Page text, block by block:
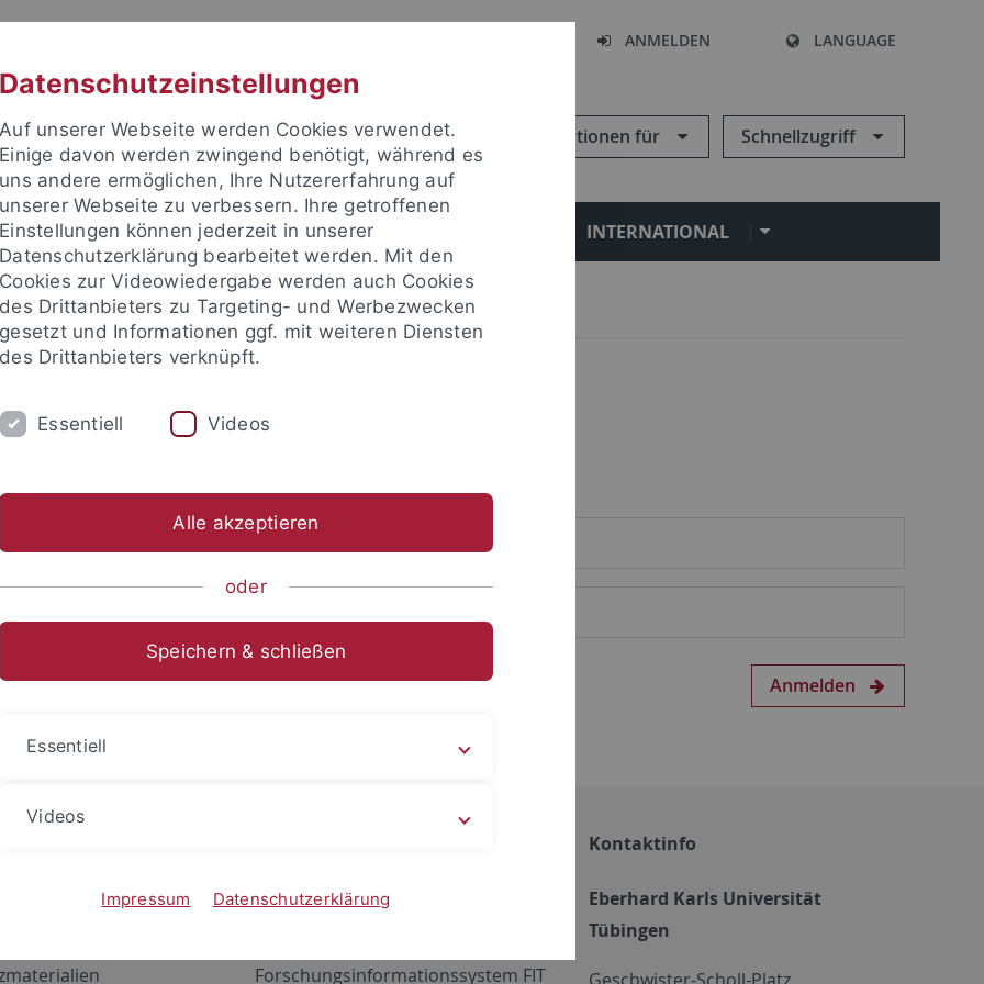
ANMELDEN LANGUAGE
Informationen für Schnellzugriff
FORSCHUNG EINRICHTUNGEN INTERNATIONAL
um sich anzumelden:
Anmelden
Netzwerk
ALMA
Forschungsinformationssystem FIT
Kontaktinfo
Eberhard Karls Universität
Tübingen
Datenschutzeinstellungen
Auf unserer Webseite werden Cookies verwendet.
Einige davon werden zwingend benötigt, während es
uns andere ermöglichen, Ihre Nutzererfahrung auf
unserer Webseite zu verbessern. Ihre getroffenen
Einstellungen können jederzeit in unserer
Datenschutzerklärung bearbeitet werden. Mit den
Cookies zur Videowiedergabe werden auch Cookies
des Drittanbieters zu Targeting- und Werbezwecken
gesetzt und Informationen ggf. mit weiteren Diensten
des Drittanbieters verknüpft.
Essentiell Videos
Alle akzeptieren
oder
Speichern & schließen
Essentiell
Videos
Impressum Datenschutzerklärung